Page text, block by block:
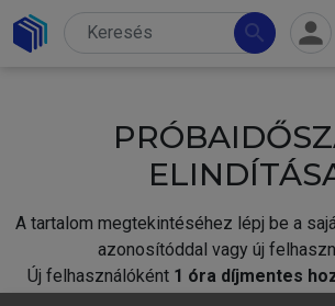
search person
A tartalom megtekintéséhez lépj be a
azonosítóddal vagy új
Új felhasználóként 1 óra díjmentes